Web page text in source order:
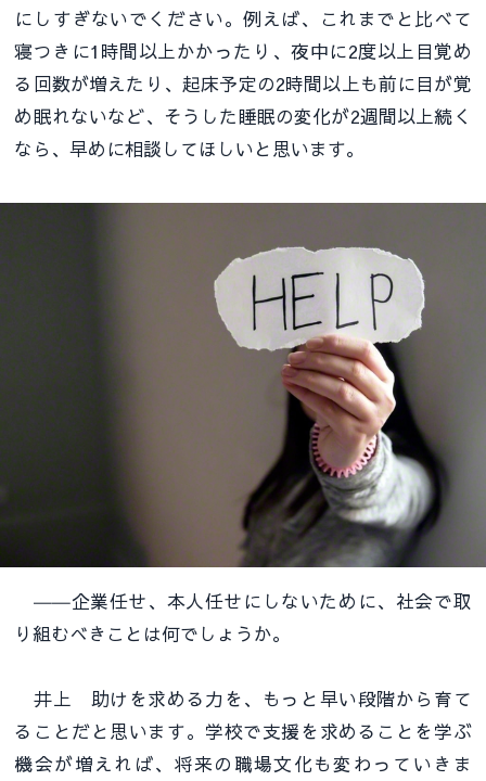
にしすぎないでください。例えば、これまでと比べて
寝つきに1時間以上かかったり、夜中に2度以上目覚め
る回数が増えたり、起床予定の2時間以上も前に目が覚
め眠れないなど、そうした睡眠の変化が2週間以上続く
なら、早めに相談してほしいと思います。
――企業任せ、本人任せにしないために、社会で取
り組むべきことは何でしょうか。
井上 助けを求める力を、もっと早い段階から育て
ることだと思います。学校で支援を求めることを学ぶ
機会が増えれば、将来の職場文化も変わっていきま